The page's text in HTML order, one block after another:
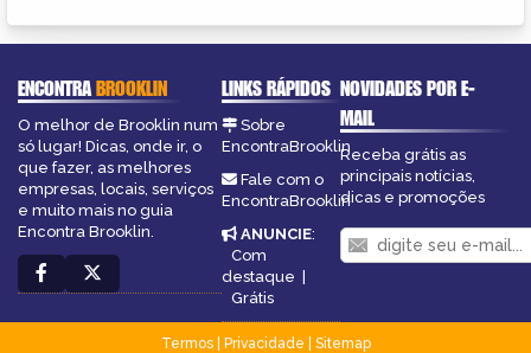
ENCONTRABROOKLIN
O melhor de Brooklin num
só lugar! Dicas, onde ir, o
que fazer, as melhores
empresas, locais, serviços
e muito mais no guia
Encontra Brooklin.
LINKS RÁPIDOS
Sobre
EncontraBrooklin
Fale com o
EncontraBrooklin
ANUNCIE:
Com
destaque |
Grátis
NOVIDADES POR E-
MAIL
Receba grátis as
principais notícias,
dicas e promoções
Termos| Privacidade
Sitemap